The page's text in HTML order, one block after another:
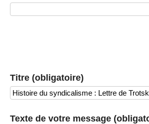
Titre (obligatoire)
Texte de votre message